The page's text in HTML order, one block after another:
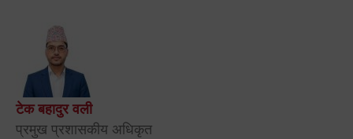
टेक बहादुर वली
प्रमुख प्रशासकीय अधिकृत